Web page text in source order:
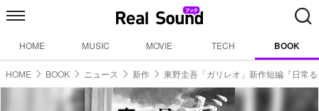
HOME MUSIC MOVIE TECH BOOK
HOME BOOK ニュース 新作 東野圭吾「ガリレオ」新作短編『日常